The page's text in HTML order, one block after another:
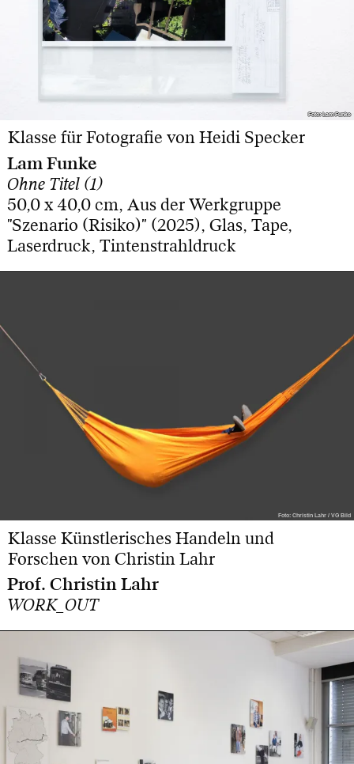
Foto: Lam Funke
Foto: Lam Funke
Klasse für Fotografie von Heidi Specker
Lam Funke
Ohne Titel (1)
50,0 x 40,0 cm, Aus der Werkgruppe
"Szenario (Risiko)" (2025), Glas, Tape,
Laserdruck, Tintenstrahldruck
Foto: Christin Lahr / VG Bild
Foto: Christin Lahr / VG Bild
Klasse Künstlerisches Handeln und
Forschen von Christin Lahr
Prof. Christin Lahr
WORK_OUT